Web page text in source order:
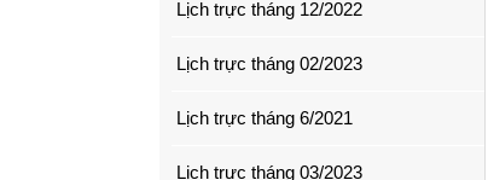
Lịch trực tháng 12/2022
Lịch trực tháng 02/2023
Lịch trực tháng 6/2021
Lịch trực tháng 03/2023